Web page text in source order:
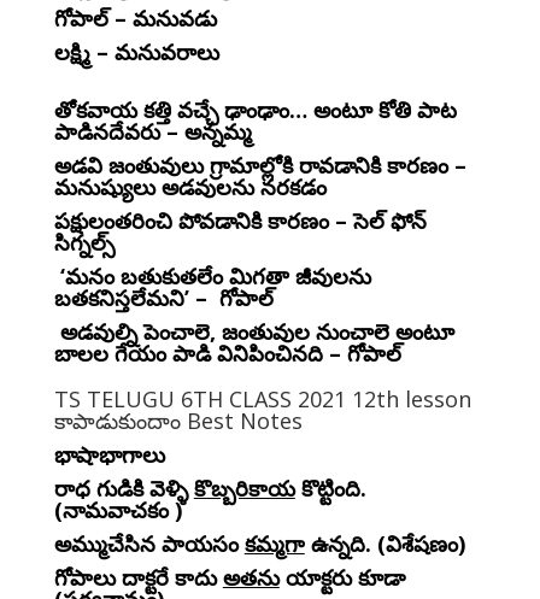
గోపాల్ – మనువడు
లక్ష్మి – మనువరాలు
తోకవాయ కత్తి వచ్చే ఢాంఢాం… అంటూ కోతి పాట
పాడినదేవరు – అన్నమ్మ
అడవి జంతువులు గ్రామాల్లోకి రావడానికి కారణం –
మనుష్యులు అడవులను నరకడం
పక్షులంతరించి పోవడానికి కారణం – సెల్ ఫోన్
సిగ్నల్స్
‘మనం బతుకుతలేం మిగతా జీవులను
బతకనిస్తలేమని’ – గోపాల్
అడవుల్ని పెంచాలె, జంతువుల నుంచాలె అంటూ
బాలల గేయం పాడి వినిపించినది – గోపాల్
TS TELUGU 6TH CLASS 2021 12th lesson
కాపాడుకుందాం Best Notes
భాషాభాగాలు
రాధ గుడికి వెళ్ళికొబ్బరికాయకొట్టింది.
(నామవాచకం )
అమ్ముచేసిన పాయసంకమ్మగాఉన్నది. (విశేషణం)
గోపాలు దాక్టరే కాదుఅతనుయాక్టరు కూడా